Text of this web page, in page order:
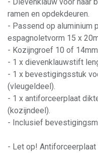
ramen en opdekdeuren.
- Passend op aluminium
espagnoletvorm 15 x
- Kozijngroef 10 of 14mm.
- 1 x dievenklauwstift
- 1 x bevestigingsstuk
(vleugeldeel).
- 1 x antiforceerplaat
(kozijndeel).
- Inclusief
- Let op!